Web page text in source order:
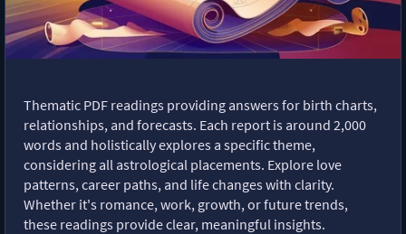
Thematic PDF readings providing answers for birth charts,
relationships, and forecasts. Each report is around 2,000
words and holistically explores a specific theme,
considering all astrological placements. Explore love
patterns, career paths, and life changes with clarity.
Whether it's romance, work, growth, or future trends,
these readings provide clear, meaningful insights.